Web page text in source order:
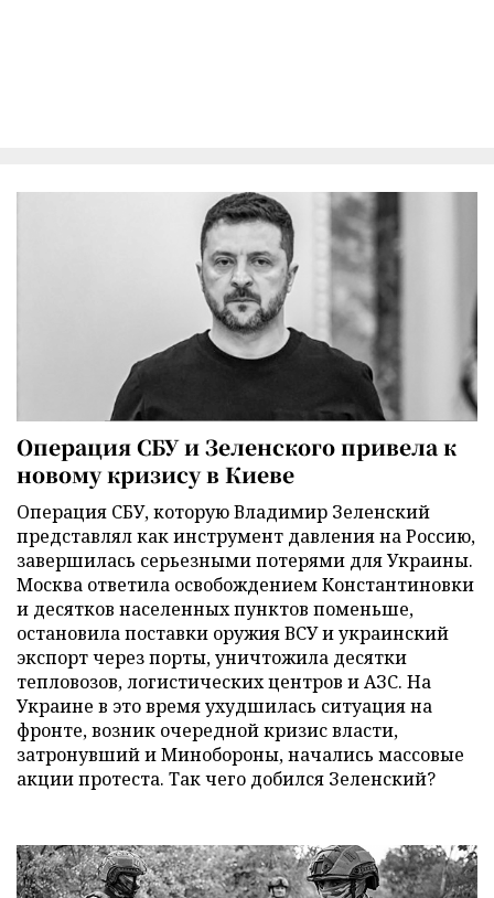
Операция СБУ и Зеленского привела к
новому кризису в Киеве
Операция СБУ, которую Владимир Зеленский
представлял как инструмент давления на Россию,
завершилась серьезными потерями для Украины.
Москва ответила освобождением Константиновки
и десятков населенных пунктов поменьше,
остановила поставки оружия ВСУ и украинский
экспорт через порты, уничтожила десятки
тепловозов, логистических центров и АЗС. На
Украине в это время ухудшилась ситуация на
фронте, возник очередной кризис власти,
затронувший и Минобороны, начались массовые
акции протеста. Так чего добился Зеленский?